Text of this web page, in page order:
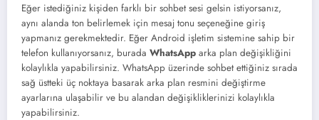
Eğer istediğiniz kişiden farklı bir sohbet sesi gelsin istiyorsanız,
aynı alanda ton belirlemek için mesaj tonu seçeneğine giriş
yapmanız gerekmektedir. Eğer Android işletim sistemine sahip bir
telefon kullanıyorsanız, burada WhatsApp arka plan değişikliğini
kolaylıkla yapabilirsiniz. WhatsApp üzerinde sohbet ettiğiniz sırada
sağ üstteki üç noktaya basarak arka plan resmini değiştirme
ayarlarına ulaşabilir ve bu alandan değişikliklerinizi kolaylıkla
yapabilirsiniz.